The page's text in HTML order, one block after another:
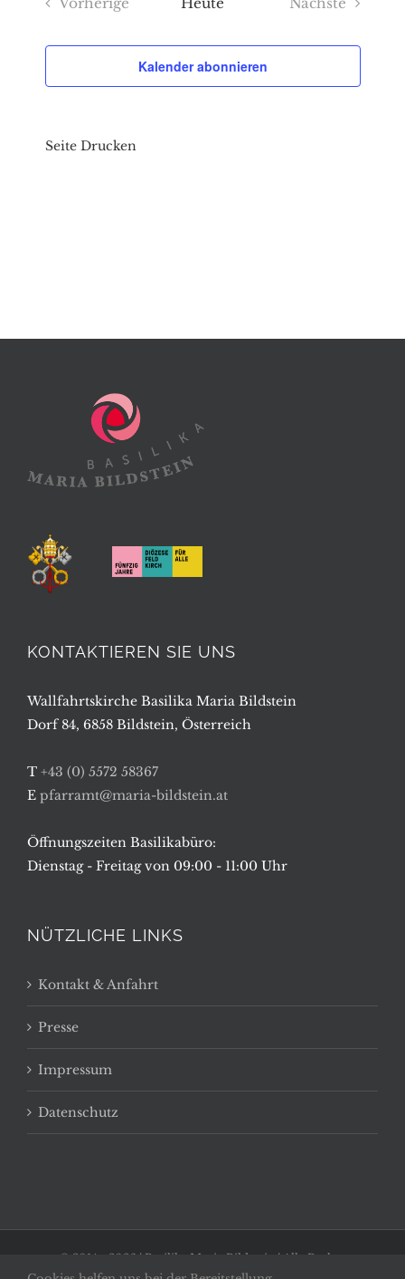
wählen.
Kalender abonnieren
Seite Drucken
KONTAKTIEREN SIE UNS
Wallfahrtskirche Basilika Maria Bildstein
Dorf 84, 6858 Bildstein, Österreich
T +43 (0) 5572 58367
E pfarramt@maria-bildstein.at
Öffnungszeiten Basilikabüro:
Dienstag - Freitag von 09:00 - 11:00 Uhr
NÜTZLICHE LINKS
Kontakt & Anfahrt
Presse
Impressum
Datenschutz
© 2014 - 2026 | Basilika Maria Bildstein | Alle Rechte